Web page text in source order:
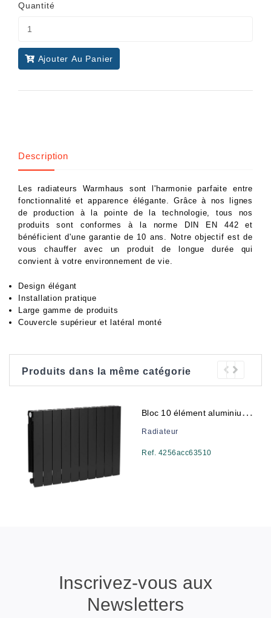
Quantité
Ajouter Au Panier
Description
Les radiateurs Warmhaus sont l'harmonie parfaite entre
fonctionnalité et apparence élégante. Grâce à nos lignes
de production à la pointe de la technologie, tous nos
produits sont conformes à la norme DIN EN 442 et
bénéficient d'une garantie de 10 ans. Notre objectif est de
vous chauffer avec un produit de longue durée qui
convient à votre environnement de vie.
Design élégant
Installation pratique
Large gamme de produits
Couvercle supérieur et latéral monté
Produits dans la même catégorie
B
loc 10 élément aluminium plano 350/80 noire
Radiateur
Ref. 4256acc63510
Inscrivez-vous aux
Newsletters